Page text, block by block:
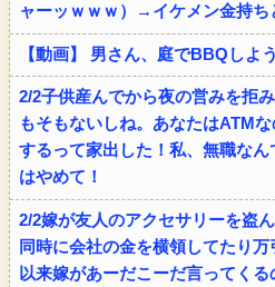
ャーッｗｗｗ）→イケメン金持ち
【動画】 男さん、庭でBBQしよ
2/2子供産んでから夜の営みを拒
もそもないしね。あなたはATM
するって家出した！私、無職な
はやめて！
2/2嫁が友人のアクセサリーを盗
同時に会社の金を横領してたり
以来嫁があーだこーだ言ってく